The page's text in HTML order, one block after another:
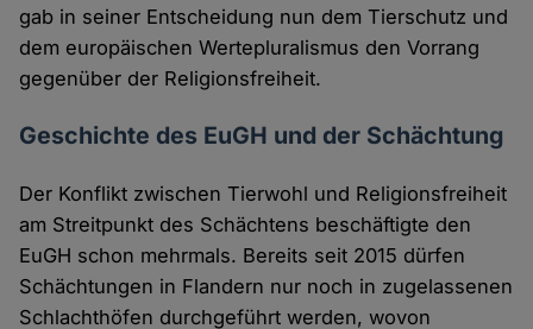
gab in seiner Entscheidung nun dem Tierschutz und
dem europäischen Wertepluralismus den Vorrang
gegenüber der Religionsfreiheit.
Geschichte des EuGH und der Schächtung
Der Konflikt zwischen Tierwohl und Religionsfreiheit
am Streitpunkt des Schächtens beschäftigte den
EuGH schon mehrmals. Bereits seit 2015 dürfen
Schächtungen in Flandern nur noch in zugelassenen
Schlachthöfen durchgeführt werden, wovon